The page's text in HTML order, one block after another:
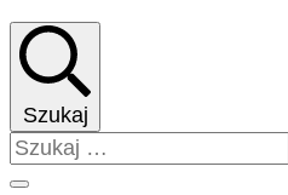
Szukaj
Szukaj: